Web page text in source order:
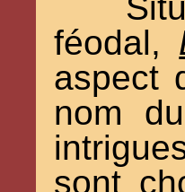
féodal,
aspect
nom
sont